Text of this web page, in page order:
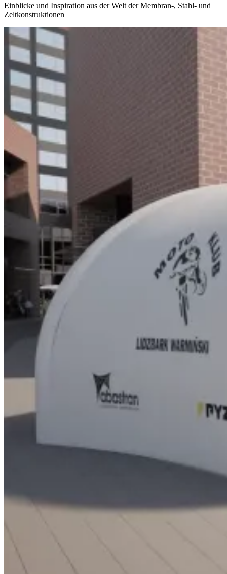
Einblicke und Inspiration aus der Welt der Membran-, Stahl- und
Zeltkonstruktionen